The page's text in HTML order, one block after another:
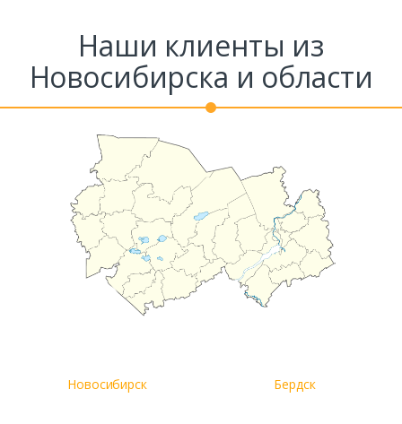
Наши клиенты из
Новосибирска и области
Новосибирск Бердск